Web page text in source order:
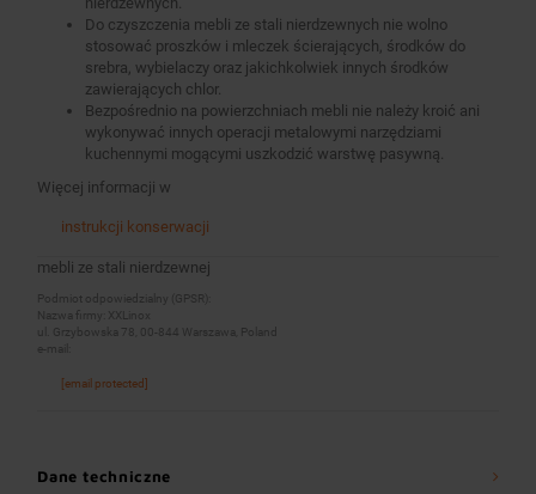
Do czyszczenia mebli ze stali nierdzewnych nie wolno
stosować proszków i mleczek ścierających, środków do
srebra, wybielaczy oraz jakichkolwiek innych środków
zawierających chlor.
Bezpośrednio na powierzchniach mebli nie należy kroić ani
wykonywać innych operacji metalowymi narzędziami
kuchennymi mogącymi uszkodzić warstwę pasywną.
Więcej informacji w
instrukcji konserwacji
mebli ze stali nierdzewnej
Podmiot odpowiedzialny (GPSR):
Nazwa firmy: XXLinox
ul. Grzybowska 78, 00-844 Warszawa, Poland
e-mail:
[email protected]
Dane techniczne